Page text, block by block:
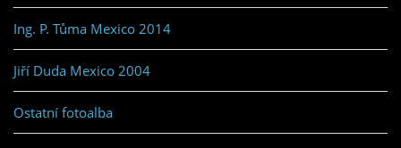
Ing. P. Tůma Mexico 2014
Jiří Duda Mexico 2004
Ostatní fotoalba